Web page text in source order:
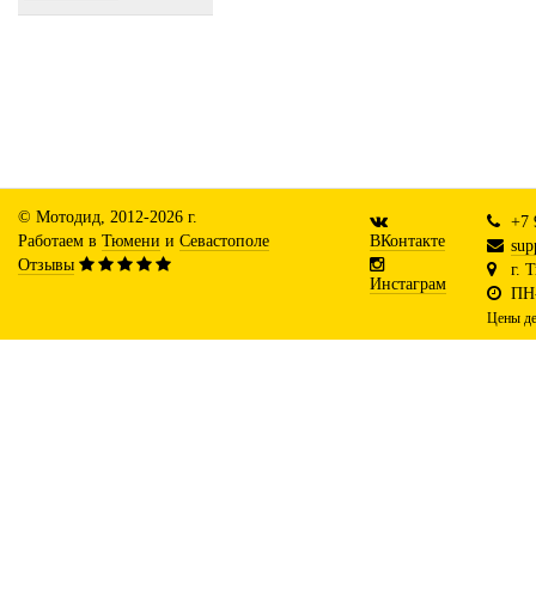
© Мотодид, 2012-2026 г.
Работаем в Тюмени и Севастополе
Отзывы
ВКонтакте
Инстаграм
+7
г.
Цены